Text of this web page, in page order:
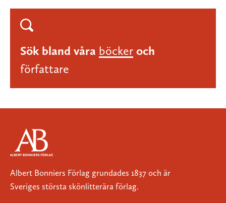
Sök bland våra böcker och
författare
Albert Bonniers Förlag grundades 1837 och är
Sveriges största skönlitterära förlag.